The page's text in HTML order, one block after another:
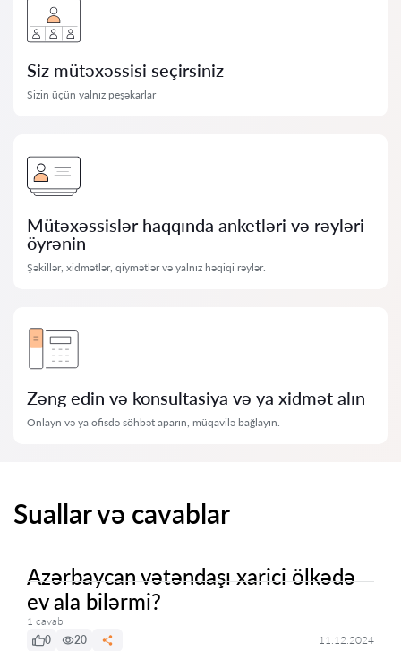
Siz mütəxəssisi seçirsiniz
Sizin üçün yalnız peşəkarlar
Mütəxəssislər haqqında anketləri və rəyləri
öyrənin
Şəkillər, xidmətlər, qiymətlər və yalnız həqiqi rəylər.
Zəng edin və konsultasiya və ya xidmət alın
Onlayn və ya ofisdə söhbət aparın, müqavilə bağlayın.
Suallar və cavablar
Azərbaycan vətəndaşı xarici ölkədə
ev ala bilərmi?
1 cavab
0
20 11.12.2024